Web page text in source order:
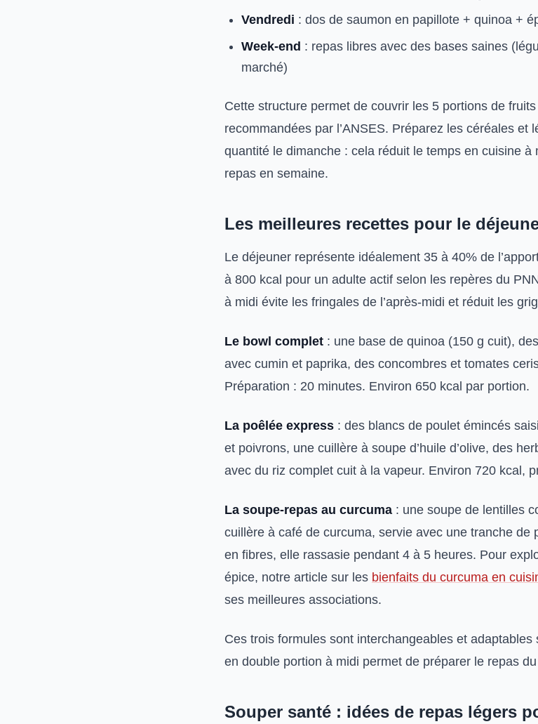
Vendredi : dos de saumon en papillote + quinoa +
Week-end : repas libres avec des bases saines
marché)
Cette structure permet de couvrir les 5 portions de
recommandées par l’ANSES. Préparez les céréales et
quantité le dimanche : cela réduit le temps en cuisine à
repas en semaine.
Les meilleures recettes pour le
Le déjeuner représente idéalement 35 à 40% de
à 800 kcal pour un adulte actif selon les repères du
à midi évite les fringales de l’après-midi et réduit les
Le bowl complet : une base de quinoa (150 g cuit),
avec cumin et paprika, des concombres et tomates
Préparation : 20 minutes. Environ 650 kcal par portion.
La poêlée express : des blancs de poulet émincés
et poivrons, une cuillère à soupe d’huile d’olive, des
avec du riz complet cuit à la vapeur. Environ 720 kcal,
La soupe-repas au curcuma : une soupe de lentilles
cuillère à café de curcuma, servie avec une tranche de
en fibres, elle rassasie pendant 4 à 5 heures. Pour
épice, notre article sur les bienfaits du curcuma en
ses meilleures associations.
Ces trois formules sont interchangeables et
en double portion à midi permet de préparer le repas
Souper santé : idées de repas légers